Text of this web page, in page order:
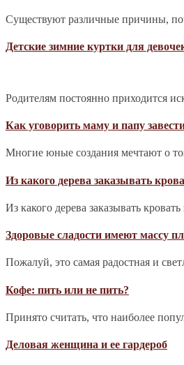
Существуют различные причины,
Детские зимние куртки для
Родителям постоянно приходится
Как уговорить маму и папу
Многие юные создания мечтают о
Из какого дерева заказывать
Из какого дерева заказывать
Здоровые сладости имеют массу
Пожалуй, это самая радостная и
Кофе: пить или не пить?
Принято считать, что наиболее
Деловая женщина и ее гардероб